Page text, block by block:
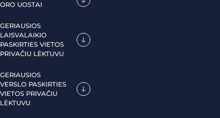
ORO UOSTAI
GERIAUSIOS
LAISVALAIKIO
PASKIRTIES VIETOS
PRIVAČIU LĖKTUVU
GERIAUSIOS
VERSLO PASKIRTIES
VIETOS PRIVAČIU
LĖKTUVU